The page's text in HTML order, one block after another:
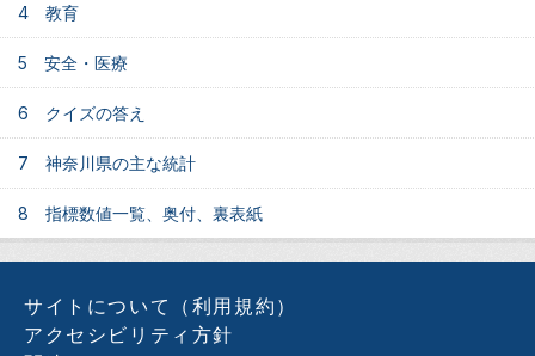
4 教育
5 安全・医療
6 クイズの答え
7 神奈川県の主な統計
8 指標数値一覧、奥付、裏表紙
サイトについて（利用規約）
アクセシビリティ方針